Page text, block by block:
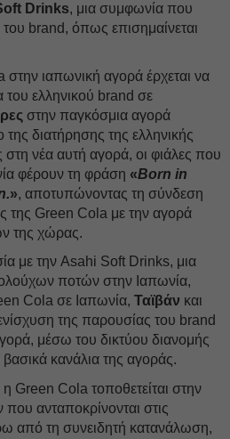
Drinks, μια συμφωνία που
του brand, όπως επισημαίνεται
ιαπωνική αγορά έρχεται να
ελληνικού brand σε
στην παγκόσμια αγορά
διατήρησης της ελληνικής
στη νέα αυτή αγορά, οι φιάλες που
φέρουν τη φράση «Born in
», αποτυπώνοντας τη σύνδεση
της Green Cola με την αγορά
της χώρας.
με την Asahi Soft Drinks, μια
ποτών στην Ιαπωνία,
Cola σε Ιαπωνία, Ταϊβάν και
της παρουσίας του brand
μέσω του δικτύου διανομής
κανάλια της αγοράς.
η Green Cola τοποθετείται στην
ανταποκρίνονται στις
από τη συνειδητή κατανάλωση,